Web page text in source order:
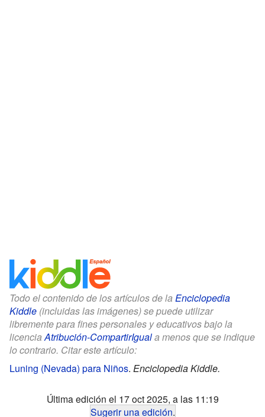
Todo el contenido de los artículos de la Enciclopedia
Kiddle (incluidas las imágenes) se puede utilizar
libremente para fines personales y educativos bajo la
licenciaAtribución-CompartirIguala menos que se indique
lo contrario. Citar este artículo:
Luning (Nevada) para Niños. Enciclopedia Kiddle.
Última edición el 17 oct 2025, a las 11:19
Sugerir una edición.